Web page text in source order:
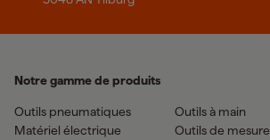
Notre gamme de produits
Outils pneumatiques
Matériel électrique
Outils à main
Outils de mesure